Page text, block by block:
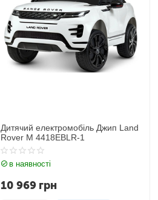
Дитячий електромобіль BMW 6 GT
JJ2164EBLR-1
в наявності
11 212 грн